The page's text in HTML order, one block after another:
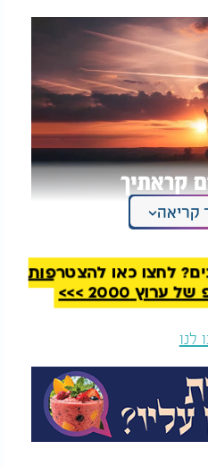
קריאה
לחצו כאן להצטרפות
2000 >>>
לנו